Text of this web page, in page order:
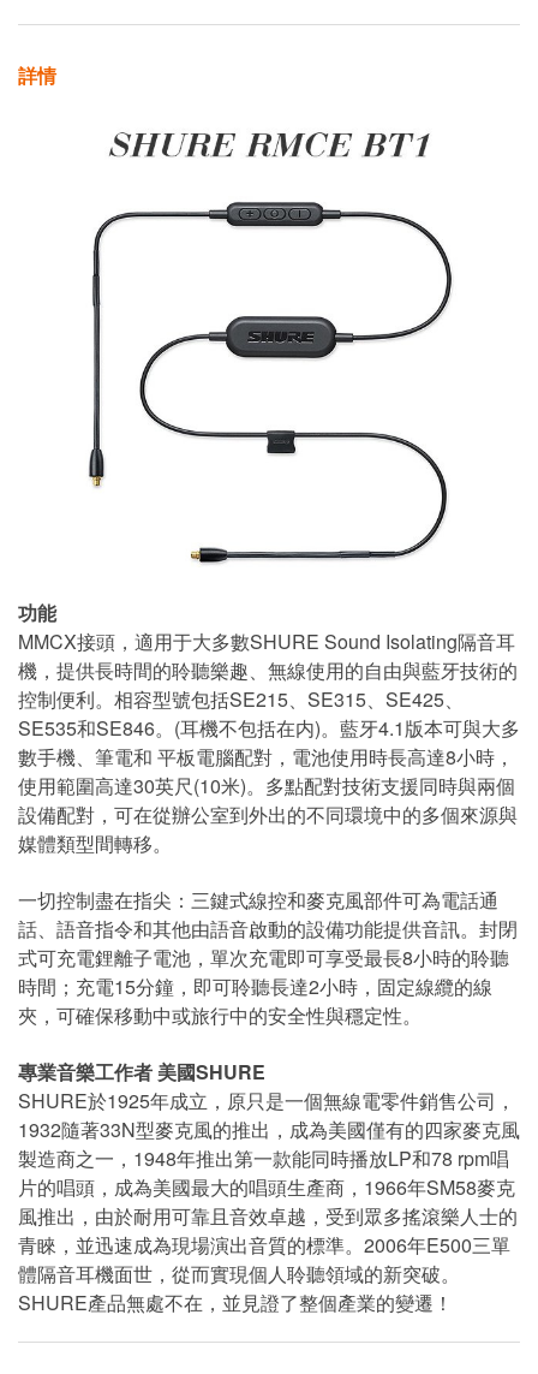
詳情
功能
MMCX接頭，適用于大多數SHURE Sound Isolating隔音耳
機，提供長時間的聆聽樂趣、無線使用的自由與藍牙技術的
控制便利。相容型號包括SE215、SE315、SE425、
SE535和SE846。(耳機不包括在内)。藍牙4.1版本可與大多
數手機、筆電和 平板電腦配對，電池使用時長高達8小時，
使用範圍高達30英尺(10米)。多點配對技術支援同時與兩個
設備配對，可在從辦公室到外出的不同環境中的多個來源與
媒體類型間轉移。
一切控制盡在指尖：三鍵式線控和麥克風部件可為電話通
話、語音指令和其他由語音啟動的設備功能提供音訊。封閉
式可充電鋰離子電池，單次充電即可享受最長8小時的聆聽
時間；充電15分鐘，即可聆聽長達2小時，固定線纜的線
夾，可確保移動中或旅行中的安全性與穩定性。
專業音樂工作者 美國SHURE
SHURE於1925年成立，原只是一個無線電零件銷售公司，
1932隨著33N型麥克風的推出，成為美國僅有的四家麥克風
製造商之一，1948年推出第一款能同時播放LP和78 rpm唱
片的唱頭，成為美國最大的唱頭生產商，1966年SM58麥克
風推出，由於耐用可靠且音效卓越，受到眾多搖滾樂人士的
青睞，並迅速成為現場演出音質的標準。2006年E500三單
體隔音耳機面世，從而實現個人聆聽領域的新突破。
SHURE產品無處不在，並見證了整個產業的變遷！